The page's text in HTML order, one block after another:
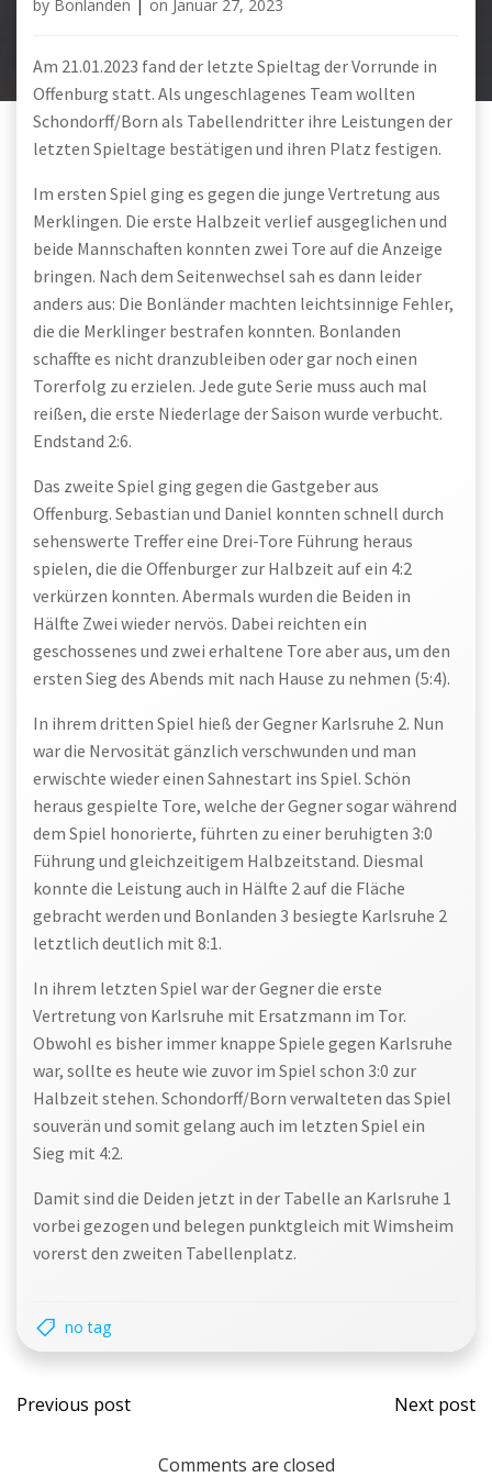
by Bonlanden | on Januar 27, 2023
Am 21.01.2023 fand der letzte Spieltag der Vorrunde in
Offenburg statt. Als ungeschlagenes Team wollten
Schondorff/Born als Tabellendritter ihre Leistungen der
letzten Spieltage bestätigen und ihren Platz festigen.
Im ersten Spiel ging es gegen die junge Vertretung aus
Merklingen. Die erste Halbzeit verlief ausgeglichen und
beide Mannschaften konnten zwei Tore auf die Anzeige
bringen. Nach dem Seitenwechsel sah es dann leider
anders aus: Die Bonländer machten leichtsinnige Fehler,
die die Merklinger bestrafen konnten. Bonlanden
schaffte es nicht dranzubleiben oder gar noch einen
Torerfolg zu erzielen. Jede gute Serie muss auch mal
reißen, die erste Niederlage der Saison wurde verbucht.
Endstand 2:6.
Das zweite Spiel ging gegen die Gastgeber aus
Offenburg. Sebastian und Daniel konnten schnell durch
sehenswerte Treffer eine Drei-Tore Führung heraus
spielen, die die Offenburger zur Halbzeit auf ein 4:2
verkürzen konnten. Abermals wurden die Beiden in
Hälfte Zwei wieder nervös. Dabei reichten ein
geschossenes und zwei erhaltene Tore aber aus, um den
ersten Sieg des Abends mit nach Hause zu nehmen (5:4).
In ihrem dritten Spiel hieß der Gegner Karlsruhe 2. Nun
war die Nervosität gänzlich verschwunden und man
erwischte wieder einen Sahnestart ins Spiel. Schön
heraus gespielte Tore, welche der Gegner sogar während
dem Spiel honorierte, führten zu einer beruhigten 3:0
Führung und gleichzeitigem Halbzeitstand. Diesmal
konnte die Leistung auch in Hälfte 2 auf die Fläche
gebracht werden und Bonlanden 3 besiegte Karlsruhe 2
letztlich deutlich mit 8:1.
In ihrem letzten Spiel war der Gegner die erste
Vertretung von Karlsruhe mit Ersatzmann im Tor.
Obwohl es bisher immer knappe Spiele gegen Karlsruhe
war, sollte es heute wie zuvor im Spiel schon 3:0 zur
Halbzeit stehen. Schondorff/Born verwalteten das Spiel
souverän und somit gelang auch im letzten Spiel ein
Sieg mit 4:2.
Damit sind die Deiden jetzt in der Tabelle an Karlsruhe 1
vorbei gezogen und belegen punktgleich mit Wimsheim
vorerst den zweiten Tabellenplatz.
no tag
Post
navigation
Previous post
Post
Next post
Comments are closed